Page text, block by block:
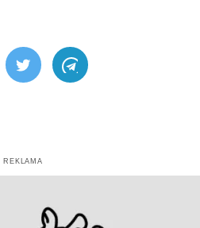
Twitter Telegram
REKLAMA